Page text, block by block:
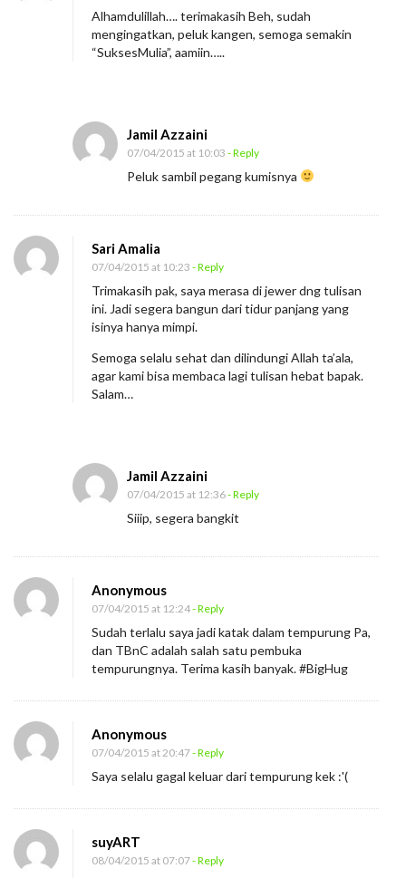
Alhamdulillah…. terimakasih Beh, sudah
mengingatkan, peluk kangen, semoga semakin
“SuksesMulia”, aamiin…..
Jamil Azzaini
07/04/2015 at 10:03 - Reply
Peluk sambil pegang kumisnya
Sari Amalia
07/04/2015 at 10:23 - Reply
Trimakasih pak, saya merasa di jewer dng tulisan
ini. Jadi segera bangun dari tidur panjang yang
isinya hanya mimpi.
Semoga selalu sehat dan dilindungi Allah ta’ala,
agar kami bisa membaca lagi tulisan hebat bapak.
Salam…
Jamil Azzaini
07/04/2015 at 12:36- Reply
Siiip, segera bangkit
Anonymous
07/04/2015 at 12:24- Reply
Sudah terlalu saya jadi katak dalam tempurung Pa,
dan TBnC adalah salah satu pembuka
tempurungnya. Terima kasih banyak. #BigHug
Anonymous
07/04/2015 at 20:47- Reply
Saya selalu gagal keluar dari tempurung kek :'(
suyART
08/04/2015 at 07:07- Reply